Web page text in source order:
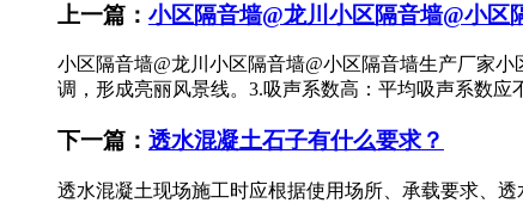
上一篇： 小区隔音墙@龙川小区隔音墙@小区
小区隔音墙@龙川小区隔音墙@小区隔音墙生产厂家
调，形成亮丽风景线。3.吸声系数高：平均吸声系数
下一篇： 透水混凝土石子有什么要求？
透水混凝土现场施工时应根据使用场所、承载要求、